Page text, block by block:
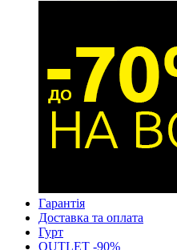
Гарантія
Доставка та оплата
Гурт
OUTLET -90%